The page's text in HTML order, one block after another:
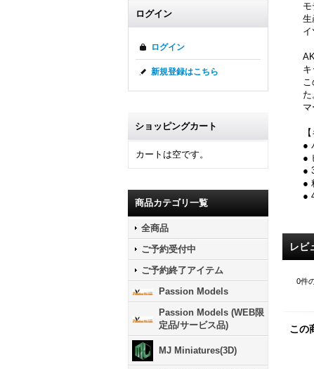
ログイン
ログイン
新規登録はこちら
ショッピングカート
カートは空です。
商品カテゴリ一覧
全商品
ご予約受付中
ご予約終了アイテム
Passion Models
Passion Models (WEB限
定品/サービス品)
MJ Miniatures(3D)
生
キ
た
●
●
●
●
●
レビ
0件
この